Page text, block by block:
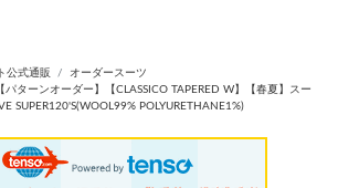
公式通販
オーダースーツ
パターンオーダー】【CLASSICO TAPERED W】【春夏】スー
SUPER120'S(WOOL99% POLYURETHANE1%)